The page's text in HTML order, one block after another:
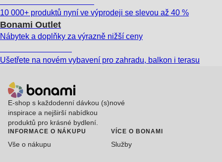
10 000+ produktů nyní ve výprodeji se slevou až 40 %
Bonami Outlet
Nábytek a doplňky za výrazně nižší ceny
Ušetřete na novém vybavení pro zahradu, balkon i terasu
E-shop s každodenní dávkou (s)nové
inspirace a nejširší nabídkou
produktů pro krásné bydlení.
INFORMACE O NÁKUPU
Vše o nákupu
VÍCE O BONAMI
Služby